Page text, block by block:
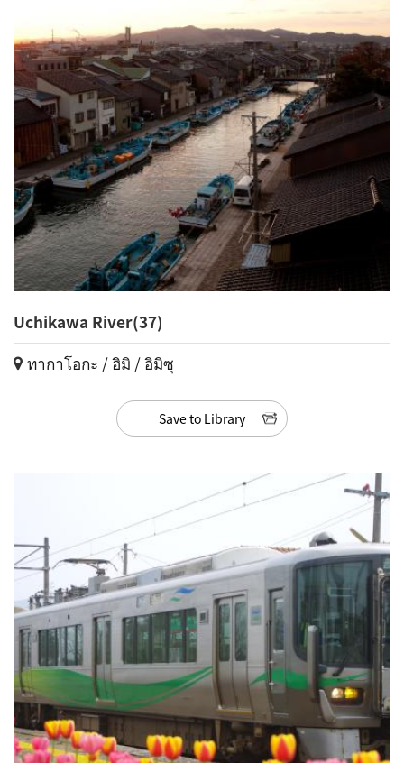
Uchikawa River(37)
ทากาโอกะ / ฮิมิ / อิมิซุ
Save to Library